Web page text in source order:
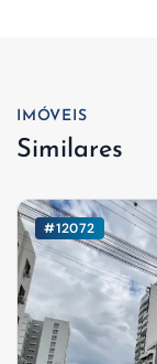
IMÓVEIS
Similares
#12072